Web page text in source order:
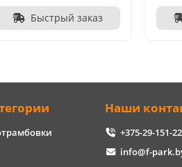
Быстрый заказ
Наши
+375-29-151-
info@f-